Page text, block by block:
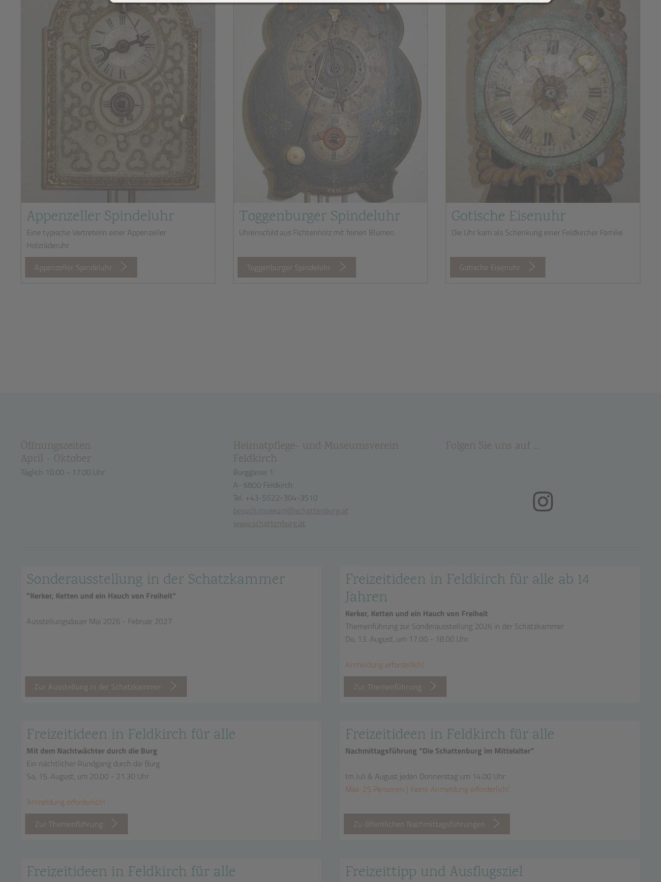
Appenzeller Spindeluhr
Eine typische Vertreterin einer Appenzeller
Holzräderuhr
Appenzeller Spindeluhr
Toggenburger Spindeluhr
Uhrenschild aus Fichtenholz mit feinen Blumen
Toggenburger Spindeluhr
Gotische Eisenuhr
Die Uhr kam als Schenkung einer Feldkircher Familie
Gotische Eisenuhr
Öffnungszeiten
April - Oktober
Täglich 10.00 - 17.00 Uhr
Heimatpflege- und Museumsverein
Feldkirch
Burggasse 1
A- 6800 Feldkirch
Tel. +43-5522-304-3510
besuch.museum@schattenburg.at
www.schattenburg.at
Folgen Sie uns auf ...
Sonderausstellung in der Schatzkammer
"Kerker, Ketten und ein Hauch von Freiheit"
Ausstellungsdauer Mai 2026 - Februar 2027
Zur Ausstellung in der Schatzkammer
Freizeitideen in Feldkirch für alle ab 14
Jahren
Kerker, Ketten und ein Hauch von Freiheit
Themenführung zur Sonderausstellung 2026 in der Schatzkammer
Do, 13. August, um 17.00 - 18.00 Uhr
Anmeldung erforderlich!
Zur Themenführung
Freizeitideen in Feldkirch für alle
Mit dem Nachtwächter durch die Burg
Ein nächtlicher Rundgang durch die Burg
Sa, 15. August, um 20.00 - 21.30 Uhr
Anmeldung erforderlich!
Zur Themenführung
Freizeitideen in Feldkirch für alle
Nachmittagsführung "Die Schattenburg im Mittelalter"
Im Juli & August jeden Donnerstag um 14.00 Uhr
Max. 25 Personen | Keine Anmeldung erforderlich!
Zu öffentlichen Nachmittagsführungen
Freizeitideen in Feldkirch für alle
Freizeittipp und Ausflugsziel